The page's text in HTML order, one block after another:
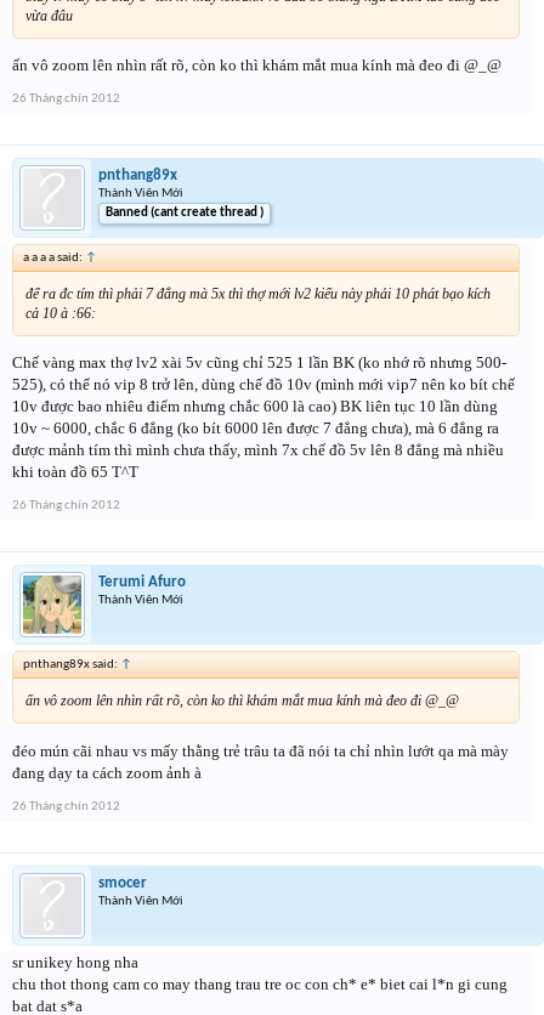
vừa đâu
ấn vô zoom lên nhìn rất rõ, còn ko thì khám mắt mua kính mà đeo đi @_@
26 Tháng chín 2012
pnthang89x
Thành Viên Mới
Banned (cant create thread )
a a a a said: ↑
để ra đc tím thì phải 7 đẳng mà 5x thì thợ mới lv2 kiểu này phải 10 phát bạo kích
cả 10 à :66:
Chế vàng max thợ lv2 xài 5v cũng chỉ 525 1 lần BK (ko nhớ rõ nhưng 500-
525), có thể nó vip 8 trở lên, dùng chế đồ 10v (mình mới vip7 nên ko bít chế
10v được bao nhiêu điểm nhưng chắc 600 là cao) BK liên tục 10 lần dùng
10v ~ 6000, chắc 6 đẳng (ko bít 6000 lên được 7 đẳng chưa), mà 6 đẳng ra
được mảnh tím thì mình chưa thấy, mình 7x chế đồ 5v lên 8 đẳng mà nhiều
khi toàn đồ 65 T^T
26 Tháng chín 2012
Terumi Afuro
Thành Viên Mới
pnthang89x said: ↑
ấn vô zoom lên nhìn rất rõ, còn ko thì khám mắt mua kính mà đeo đi @_@
đéo mún cãi nhau vs mấy thằng trẻ trâu ta đã nói ta chỉ nhìn lướt qa mà mày
đang dạy ta cách zoom ảnh à
26 Tháng chín 2012
smocer
Thành Viên Mới
sr unikey hong nha
chu thot thong cam co may thang trau tre oc con ch* e* biet cai l*n gi cung
bat dat s*a